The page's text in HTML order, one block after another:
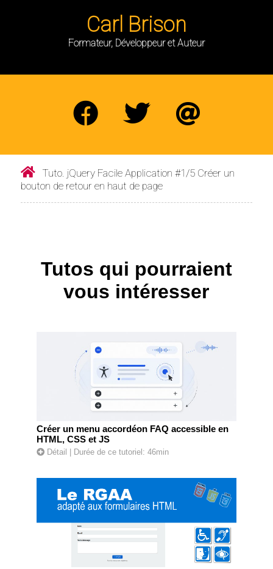
Carl Brison
Formateur, Développeur et Auteur
Tuto. jQuery Facile Application #1/5 Créer un
bouton de retour en haut de page
Tutos qui pourraient
vous intéresser
Créer un menu accordéon FAQ accessible en
HTML, CSS et JS
Détail | Durée de ce tutoriel: 46min